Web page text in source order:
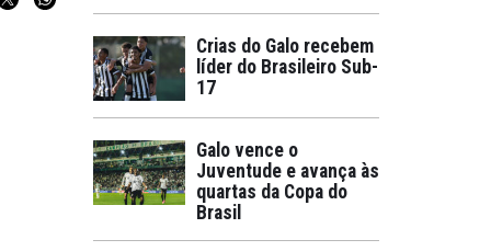
Crias do Galo recebem
líder do Brasileiro Sub-
17
Galo vence o
Juventude e avança às
quartas da Copa do
Brasil